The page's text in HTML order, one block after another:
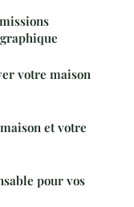
votre maison
et votre
pour vos